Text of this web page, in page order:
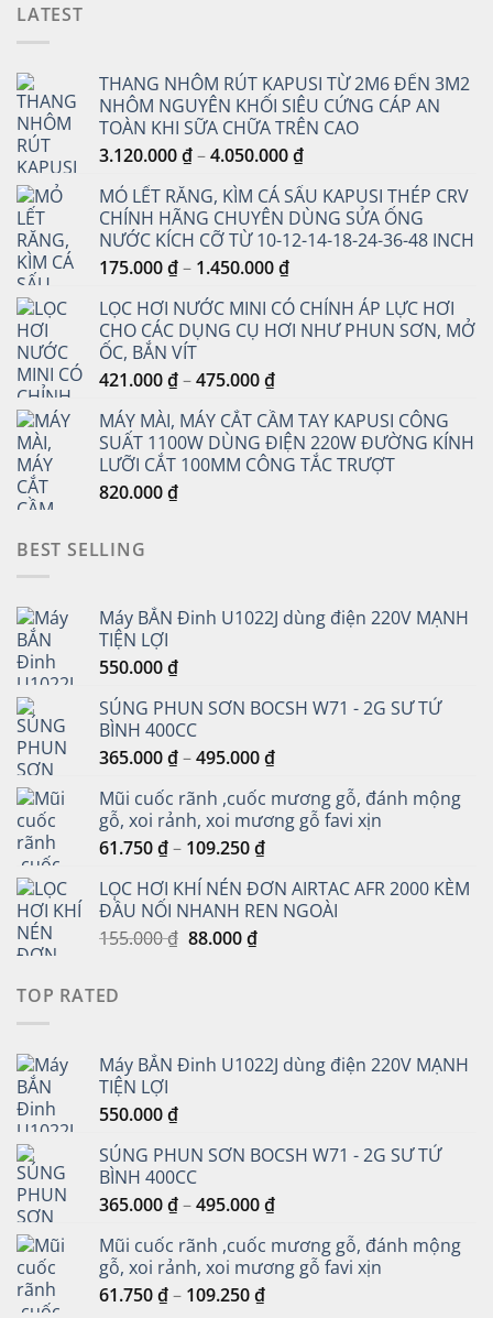
LATEST
THANG NHÔM RÚT KAPUSI TỪ 2M6 ĐẾN 3M2
NHÔM NGUYÊN KHỐI SIÊU CỨNG CÁP AN
TOÀN KHI SỮA CHỮA TRÊN CAO
3.120.000₫–4.050.000₫Khoảng
từ
3.120.000 ₫
đến
MỎ LẾT RĂNG, KÌM CÁ SẤU KAPUSI THÉP CRV
CHÍNH HÃNG CHUYÊN DÙNG SỬA ỐNG
NƯỚC KÍCH CỠ TỪ 10-12-14-18-24-36-48 INCH
175.000₫– 1.450.000₫Khoảng
từ
175.000 ₫
LỌC HƠI NƯỚC MINI CÓ CHỈNH ÁP LỰC HƠI
CHO CÁC DỤNG CỤ HƠI NHƯ PHUN SƠN, MỞ
ỐC, BẮN VÍT
421.000₫–475.000₫Khoảng
từ
421.000 ₫
đến
MÁY MÀI, MÁY CẮT CẦM TAY KAPUSI CÔNG
SUẤT 1100W DÙNG ĐIỆN 220W ĐƯỜNG KÍNH
LƯỠI CẮT 100MM CÔNG TẮC TRƯỢT
820.000₫
BEST SELLING
Máy BẮN Đinh U1022J dùng điện 220V MẠNH
TIỆN LỢI
550.000₫
SÚNG PHUN SƠN BOCSH W71 - 2G SƯ TỬ
BÌNH 400CC
365.000₫–495.000₫Khoảng
từ
365.000 ₫
Mũi cuốc rãnh ,cuốc mương gỗ, đánh mộng
gỗ, xoi rảnh, xoi mương gỗ favi xịn
61.750₫– 109.250₫Khoảng
từ
61.750 ₫
LỌC HƠI KHÍ NÉN ĐƠN AIRTAC AFR 2000 KÈM
ĐẦU NỐI NHANH REN NGOÀI
155.000₫ Giá
88.000₫Giá
TOP RATED
Máy BẮN Đinh U1022J dùng điện 220V MẠNH
TIỆN LỢI
550.000₫
SÚNG PHUN SƠN BOCSH W71 - 2G SƯ TỬ
BÌNH 400CC
365.000₫–495.000₫Khoảng
từ
365.000 ₫
Mũi cuốc rãnh ,cuốc mương gỗ, đánh mộng
gỗ, xoi rảnh, xoi mương gỗ favi xịn
61.750₫– 109.250₫Khoảng